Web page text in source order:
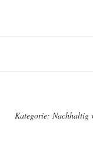
Kategorie: Nachhaltig